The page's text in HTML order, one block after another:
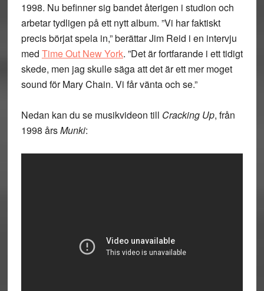
1998. Nu befinner sig bandet återigen i studion och
arbetar tydligen på ett nytt album. ”Vi har faktiskt
precis börjat spela in,” berättar Jim Reid i en intervju
med Time Out New York. ”Det är fortfarande i ett tidigt
skede, men jag skulle säga att det är ett mer moget
sound för Mary Chain. Vi får vänta och se.”
Nedan kan du se musikvideon till Cracking Up, från
1998 årsMunki: